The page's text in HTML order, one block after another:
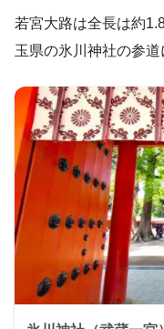
若宮大路は全長は約
玉県の氷川神社の参道